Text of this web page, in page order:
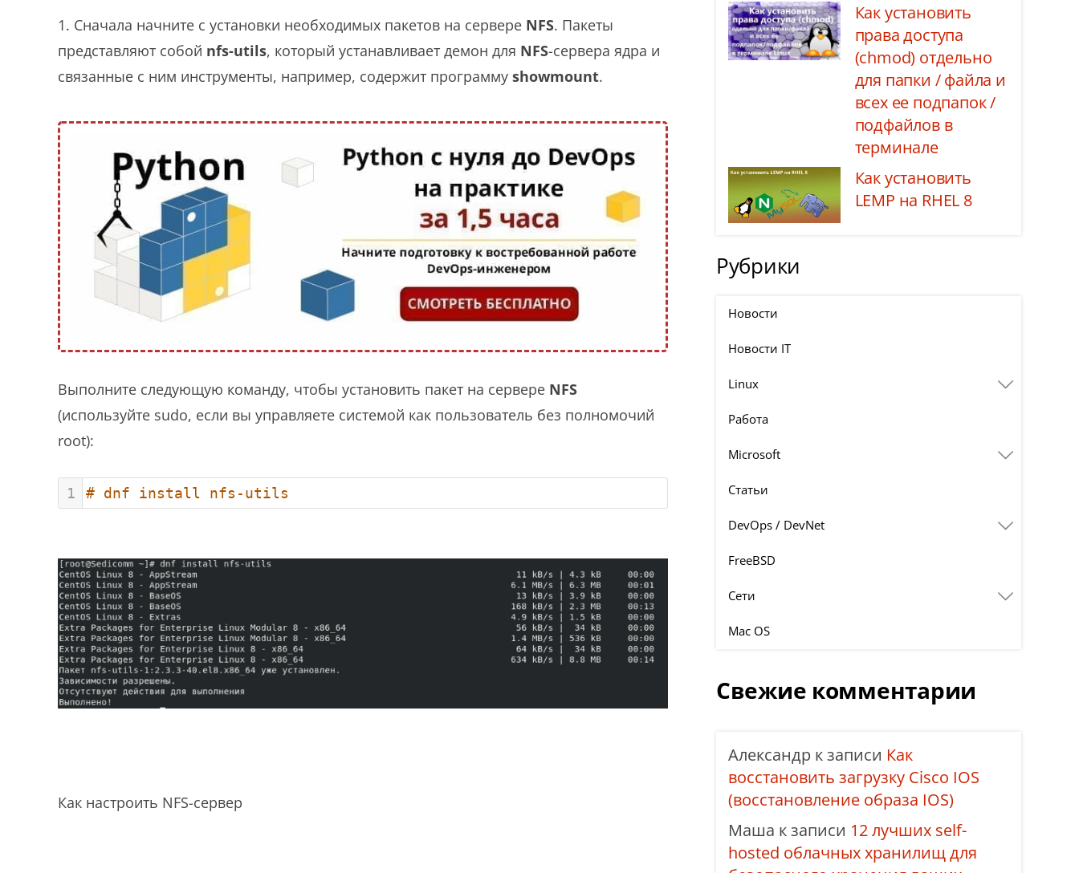
1. Сначала начните с установки необходимых пакетов на сервере NFS. Пакеты
представляют собой nfs-utils, который устанавливает демон для NFS-сервера ядра и
связанные с ним инструменты, например, содержит программу showmount.
Выполните следующую команду, чтобы установить пакет на сервере NFS
(используйте sudo, если вы управляете системой как пользователь без полномочий
root):
1 # dnf install nfs-utils
Как настроить NFS-сервер
Как установить
права доступа
(chmod) отдельно
для папки / файла и
всех ее подпапок /
подфайлов в
терминале
Как установить
LEMP на RHEL 8
Рубрики
Новости
Новости IT
Linux
Работа
Microsoft
Статьи
DevOps / DevNet
FreeBSD
Сети
Mac OS
Свежие комментарии
Александр к записи Как
восстановить загрузку Cisco IOS
(восстановление образа IOS)
Маша к записи 12 лучших self-
hosted облачных хранилищ для